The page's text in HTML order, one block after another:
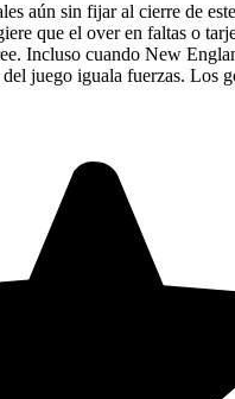
aún sin fijar al cierre de
que el over en faltas o
Incluso cuando New
juego iguala fuerzas. Los